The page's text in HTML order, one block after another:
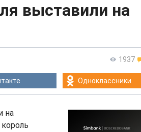
выставили на
1937
Одноклассники
на